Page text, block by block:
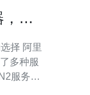
稳
阿里
多种服
服务器